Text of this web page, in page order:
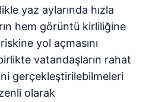
yaz aylarında hızla
hem görüntü kirliliğine
yol açmasını
vatandaşların rahat
gerçekleştirilebilmeleri
olarak